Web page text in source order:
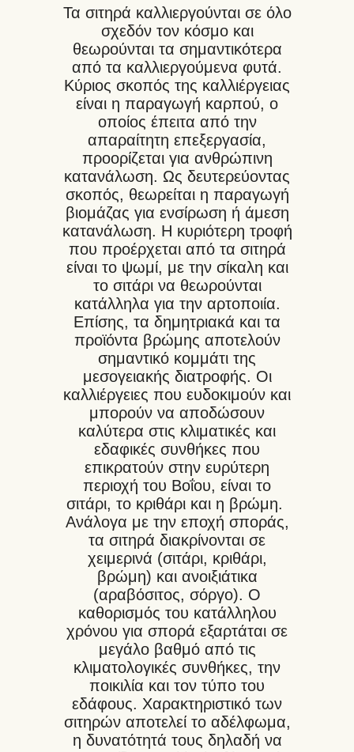
Τα σιτηρά καλλιεργούνται σε όλο
σχεδόν τον κόσμο και
θεωρούνται τα σημαντικότερα
από τα καλλιεργούμενα φυτά.
Κύριος σκοπός της καλλιέργειας
είναι η παραγωγή καρπού, ο
οποίος έπειτα από την
απαραίτητη επεξεργασία,
προορίζεται για ανθρώπινη
κατανάλωση. Ως δευτερεύοντας
σκοπός, θεωρείται η παραγωγή
βιομάζας για ενσίρωση ή άμεση
κατανάλωση. Η κυριότερη τροφή
που προέρχεται από τα σιτηρά
είναι το ψωμί, με την σίκαλη και
το σιτάρι να θεωρούνται
κατάλληλα για την αρτοποιία.
Επίσης, τα δημητριακά και τα
προϊόντα βρώμης αποτελούν
σημαντικό κομμάτι της
μεσογειακής διατροφής. Οι
καλλιέργειες που ευδοκιμούν και
μπορούν να αποδώσουν
καλύτερα στις κλιματικές και
εδαφικές συνθήκες που
επικρατούν στην ευρύτερη
περιοχή του Βοΐου, είναι το
σιτάρι, το κριθάρι και η βρώμη.
Ανάλογα με την εποχή σποράς,
τα σιτηρά διακρίνονται σε
χειμερινά (σιτάρι, κριθάρι,
βρώμη) και ανοιξιάτικα
(αραβόσιτος, σόργο). Ο
καθορισμός του κατάλληλου
χρόνου για σπορά εξαρτάται σε
μεγάλο βαθμό από τις
κλιματολογικές συνθήκες, την
ποικιλία και τον τύπο του
εδάφους. Χαρακτηριστικό των
σιτηρών αποτελεί το αδέλφωμα,
η δυνατότητά τους δηλαδή να